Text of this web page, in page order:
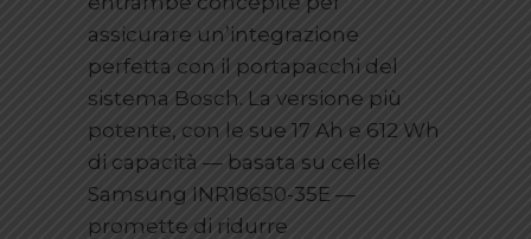
assicurare un’integrazione
perfetta con il portapacchi del
sistema Bosch. La versione più
potente, con le sue 17 Ah e 612 Wh
di capacità — basata su celle
Samsung INR18650-35E —
promette di ridurre